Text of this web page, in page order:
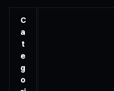
C
a
t
e
g
o